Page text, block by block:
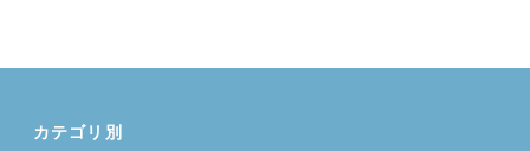
カテゴリ別